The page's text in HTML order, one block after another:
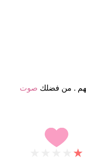
صوت
★